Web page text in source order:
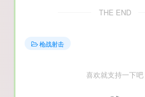
THE END
枪战射击
喜欢就支持一下吧